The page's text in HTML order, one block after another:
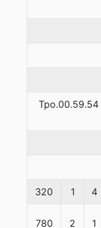
320 1 4
780 2 1